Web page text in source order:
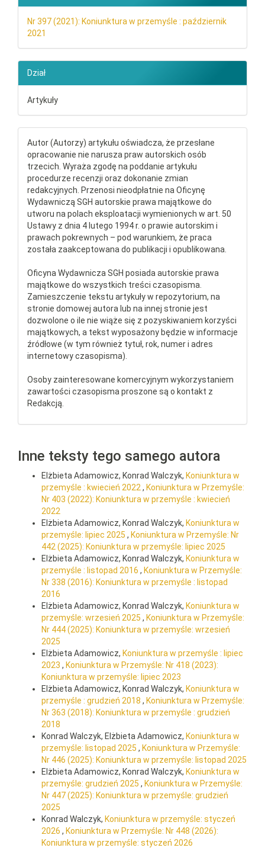
Nr 397 (2021): Koniunktura w przemyśle : październik
2021
Dział
Artykuły
Autor (Autorzy) artykułu oświadcza, że przesłane
opracowanie nie narusza praw autorskich osób
trzecich. Wyraża zgodę na poddanie artykułu
procedurze recenzji oraz dokonanie zmian
redakcyjnych. Przenosi nieodpłatnie na Oficynę
Wydawniczą SGH autorskie prawa majątkowe do
utworu na polach eksploatacji wymienionych w art. 50
Ustawy z dnia 4 lutego 1994 r. o prawie autorskim i
prawach pokrewnych – pod warunkiem, że praca
została zaakceptowana do publikacji i opublikowana.
Oficyna Wydawnicza SGH posiada autorskie prawa
majątkowe do wszystkich treści czasopisma.
Zamieszczenie tekstu artykuły w repozytorium, na
stronie domowej autora lub na innej stronie jest
dozwolone o ile nie wiąże się z pozyskiwaniem korzyści
majątkowych, a tekst wyposażony będzie w informacje
źródłowe (w tym również tytuł, rok, numer i adres
internetowy czasopisma).
Osoby zainteresowane komercyjnym wykorzystaniem
zawartości czasopisma proszone są o kontakt z
Redakcją.
Inne teksty tego samego autora
Elżbieta Adamowicz, Konrad Walczyk, Koniunktura w
przemyśle : kwiecień 2022 , Koniunktura w Przemyśle:
Nr 403 (2022): Koniunktura w przemyśle : kwiecień
2022
Elżbieta Adamowicz, Konrad Walczyk, Koniunktura w
przemyśle: lipiec 2025 , Koniunktura w Przemyśle: Nr
442 (2025): Koniunktura w przemyśle: lipiec 2025
Elżbieta Adamowicz, Konrad Walczyk, Koniunktura w
przemyśle : listopad 2016 , Koniunktura w Przemyśle:
Nr 338 (2016): Koniunktura w przemyśle : listopad
2016
Elżbieta Adamowicz, Konrad Walczyk, Koniunktura w
przemyśle: wrzesień 2025 , Koniunktura w Przemyśle:
Nr 444 (2025): Koniunktura w przemyśle: wrzesień
2025
Elżbieta Adamowicz, Koniunktura w przemyśle : lipiec
2023 , Koniunktura w Przemyśle: Nr 418 (2023):
Koniunktura w przemyśle: lipiec 2023
Elżbieta Adamowicz, Konrad Walczyk, Koniunktura w
przemyśle : grudzień 2018 , Koniunktura w Przemyśle:
Nr 363 (2018): Koniunktura w przemyśle : grudzień
2018
Konrad Walczyk, Elżbieta Adamowicz, Koniunktura w
przemyśle: listopad 2025 , Koniunktura w Przemyśle:
Nr 446 (2025): Koniunktura w przemyśle: listopad 2025
Elżbieta Adamowicz, Konrad Walczyk, Koniunktura w
przemyśle: grudzień 2025 , Koniunktura w Przemyśle:
Nr 447 (2025): Koniunktura w przemyśle: grudzień
2025
Konrad Walczyk, Koniunktura w przemyśle: styczeń
2026 , Koniunktura w Przemyśle: Nr 448 (2026):
Koniunktura w przemyśle: styczeń 2026